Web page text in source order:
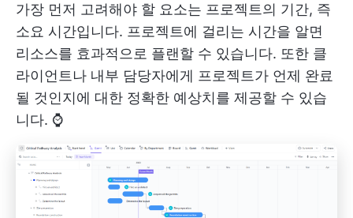
가장 먼저 고려해야 할 요소는 프로젝트의 기간, 즉
소요 시간입니다. 프로젝트에 걸리는 시간을 알면
리소스를 효과적으로 플랜할 수 있습니다. 또한 클
라이언트나 내부 담당자에게 프로젝트가 언제 완료
될 것인지에 대한 정확한 예상치를 제공할 수 있습
니다. ⌚